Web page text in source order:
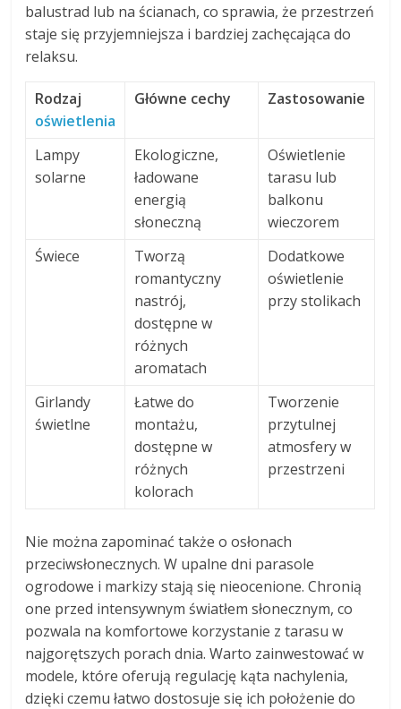
balustrad lub na ścianach, co sprawia, że przestrzeń
staje się przyjemniejsza i bardziej zachęcająca do
relaksu.
Rodzaj
oświetlenia
Główne cechy Zastosowanie
Lampy
solarne
Ekologiczne,
ładowane
energią
słoneczną
Oświetlenie
tarasu lub
balkonu
wieczorem
Świece
Tworzą
romantyczny
nastrój,
dostępne w
różnych
aromatach
Dodatkowe
oświetlenie
przy stolikach
Girlandy
świetlne
Łatwe do
montażu,
dostępne w
różnych
kolorach
Tworzenie
przytulnej
atmosfery w
przestrzeni
Nie można zapominać także o osłonach
przeciwsłonecznych. W upalne dni parasole
ogrodowe i markizy stają się nieocenione. Chronią
one przed intensywnym światłem słonecznym, co
pozwala na komfortowe korzystanie z tarasu w
najgorętszych porach dnia. Warto zainwestować w
modele, które oferują regulację kąta nachylenia,
dzięki czemu łatwo dostosuje się ich położenie do